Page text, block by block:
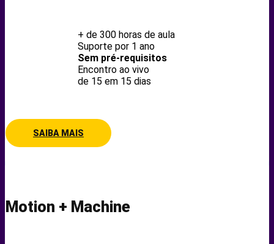
+ de 300 horas de aula
Suporte por 1 ano
Sem pré-requisitos
Encontro ao vivo
de 15 em 15 dias
SAIBA MAIS
Motion + Machine